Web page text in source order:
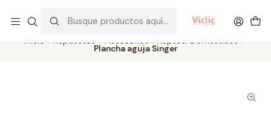
Leer más
Inicio Repuestos - Accesorios Reptos. Domésticos
Plancha aguja Singer